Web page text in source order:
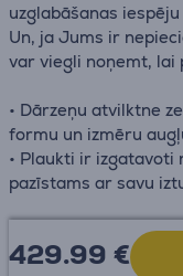
uzglabāšanas
Un, ja Jums ir
var viegli noņemt, lai
• Dārzeņu atvilktne
formu un izmēru
• Plaukti ir izgatavoti
pazīstams ar savu
šķidrumu var viegli
• Durvis ar maināmu
• Integrēšanas
429.99 €
Datu lapa